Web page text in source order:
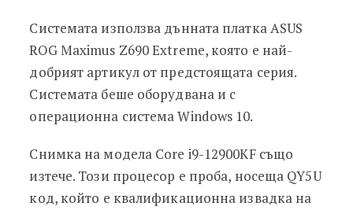
Системата използва дънната платка ASUS
ROG Maximus Z690 Extreme, която е най-
добрият артикул от предстоящата серия.
Системата беше оборудвана и с
операционна система Windows 10.
Снимка на модела Core i9-12900KF също
изтече. Този процесор е проба, носеща QY5U
код, който е квалификационна извадка на